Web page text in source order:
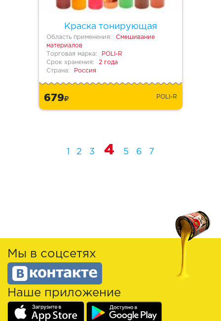
Краска тонирующая
Область применения:
Смешивание
материалов
Торговая марка:
POLI-R
Срок хранения:
2 года
Страна:
Россия
679 POLI-R
2 3 4 5 6 7
Мы в соцсетях
Наше приложение